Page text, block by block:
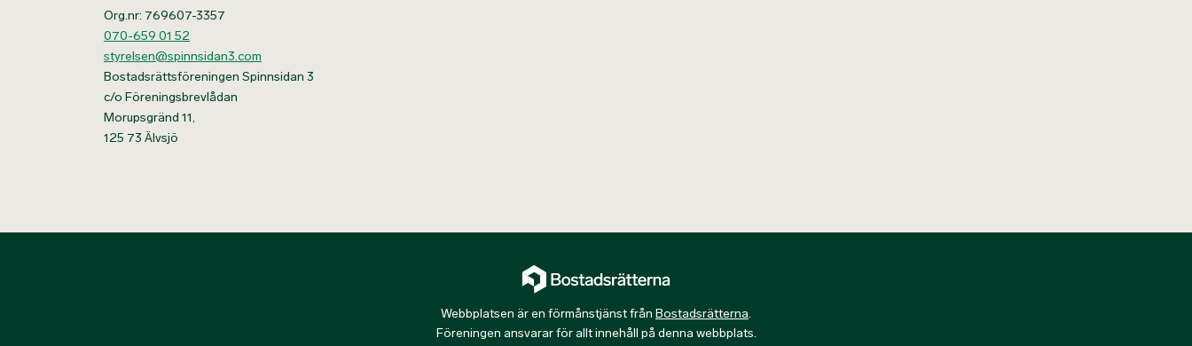
Org.nr: 769607-3357
070-659 01 52
styrelsen@spinnsidan3.com
Bostadsrättsföreningen Spinnsidan 3
c/o Föreningsbrevlådan
Morupsgränd 11,
125 73 Älvsjö
Webbplatsen är en förmånstjänst från Bostadsrätterna.
Föreningen ansvarar för allt innehåll på denna webbplats.